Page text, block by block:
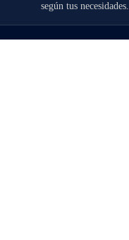
según tus necesidades.